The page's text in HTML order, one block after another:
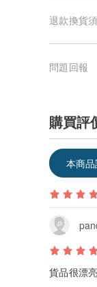
退款換貨
問題回報
購買評
本商
貨品很漂